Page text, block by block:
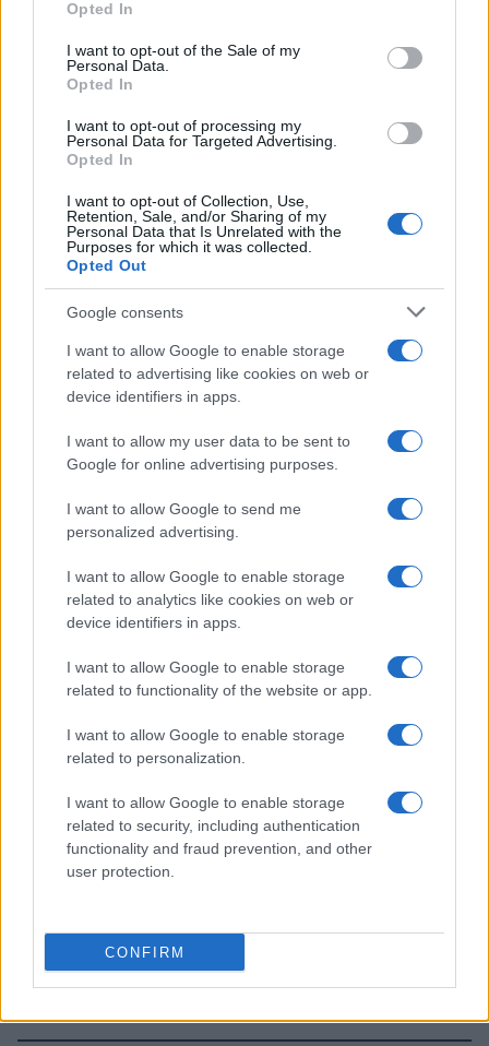
use your data for below specified purposes in below Google
consent section.
Opted In
I want to opt-out of the Sale of my
Personal Data.
Opted In
I want to opt-out of processing my
Personal Data for Targeted Advertising.
Opted In
I want to opt-out of Collection, Use,
Retention, Sale, and/or Sharing of my
Personal Data that Is Unrelated with the
Purposes for which it was collected.
Opted Out
Google consents
I want to allow Google to enable storage
related to advertising like cookies on web or
device identifiers in apps.
I want to allow my user data to be sent to
Google for online advertising purposes.
I want to allow Google to send me
personalized advertising.
I want to allow Google to enable storage
related to analytics like cookies on web or
device identifiers in apps.
I want to allow Google to enable storage
related to functionality of the website or app.
I want to allow Google to enable storage
related to personalization.
I want to allow Google to enable storage
related to security, including authentication
functionality and fraud prevention, and other
user protection.
CONFIRM
Conclusão
No espaço crescente do ecossistema Solana, visando
desempenho de transação, segurança e projetos de custo
mais elevados, escolhendo a rede Solana em vez de
Ethereum e outros concorrentes.
Solana é agora um novo
DeFi e esses fundadores do projeto estão procurando uma
plataforma confiável e justa para lançar seu
projeto. SolRazr desde IDO forma uma grande
comunidade junto com um bom empreendimento e
parceiro da indústria. SolRazr no momento de escrever
maior plataforma de lançamento de IDO do
ecossistema Solana e dando dura competição ao Solanium.
Giorgia Stromeo